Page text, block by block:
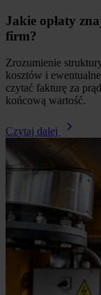
Jakie opłaty
firm?
Zrozumienie
kosztów i
czytać fakturę za
końcową wartość.
Czytaj dalej